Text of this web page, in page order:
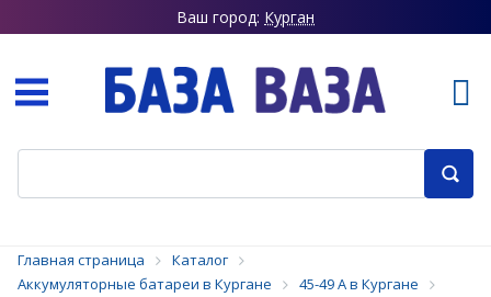
Ваш город: Курган
Главная страница
Каталог
Аккумуляторные батареи в Кургане
45-49 А в Кургане